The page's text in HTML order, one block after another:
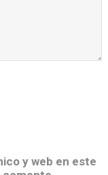
y web en este